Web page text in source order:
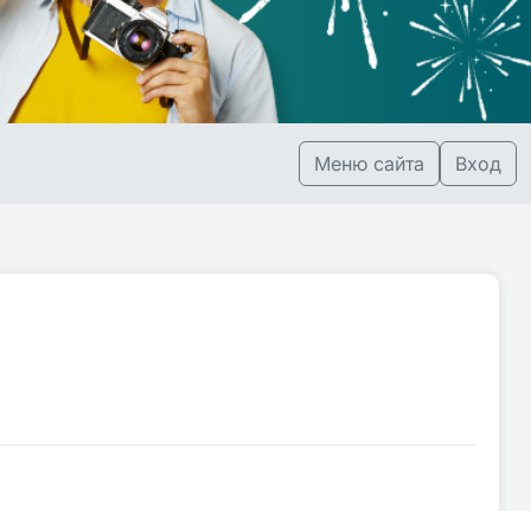
Меню сайта Вход